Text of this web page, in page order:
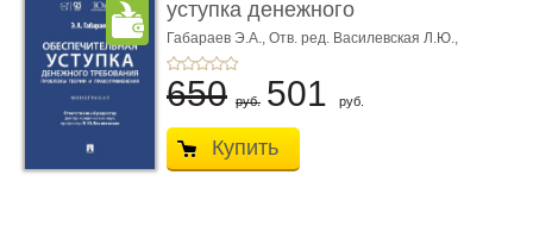
уступка денежного
требования ...
Габараев Э.А., Отв. ред. Василевская Л.Ю.,
вступ. сл. Каретина М.Г.
650 руб. 501 руб.
Купить